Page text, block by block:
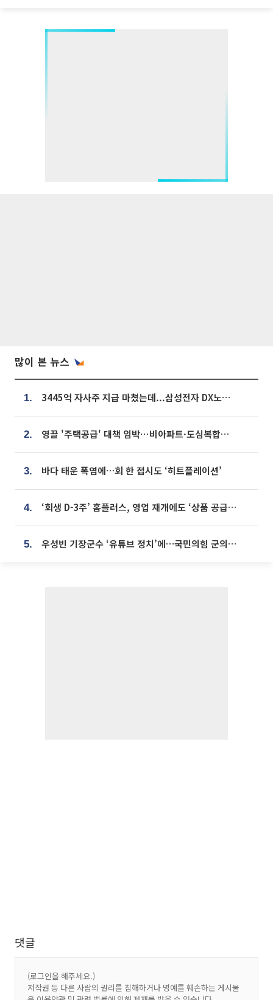
많이 본 뉴스
1. 3445억 자사주 지급 마쳤는데...삼성전자 DX노조, 뒤늦은 '떼쓰기 집회'
2. 영끌 '주택공급' 대책 임박⋯비아파트·도심복합까지 총동원
3. 바다 태운 폭염에…회 한 접시도 ‘히트플레이션’
4. ‘회생 D-3주’ 홈플러스, 영업 재개에도 ‘상품 공급망’ 복구가 생존 관건
5. 우성빈 기장군수 ‘유튜브 정치’에…국민의힘 군의원들 집단 반발
댓글